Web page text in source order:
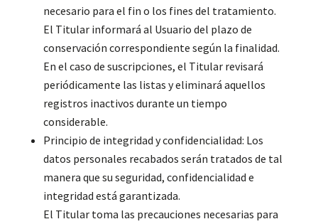
necesario para el fin o los fines del tratamiento.
El Titular informará al Usuario del plazo de
conservación correspondiente según la finalidad.
En el caso de suscripciones, el Titular revisará
periódicamente las listas y eliminará aquellos
registros inactivos durante un tiempo
considerable.
Principio de integridad y confidencialidad: Los
datos personales recabados serán tratados de tal
manera que su seguridad, confidencialidad e
integridad está garantizada.
El Titular toma las precauciones necesarias para